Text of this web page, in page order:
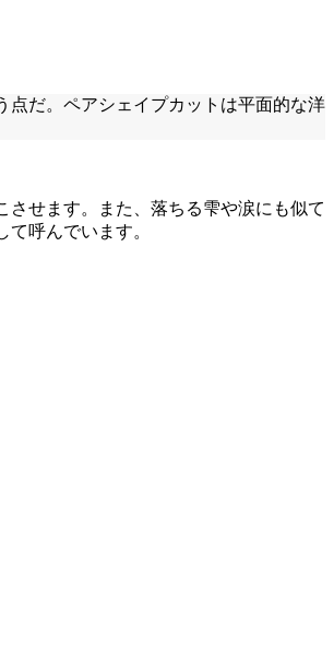
点だ。ペアシェイプカットは平面的な洋
せます。また、落ちる雫や涙にも似て
呼んでいます。